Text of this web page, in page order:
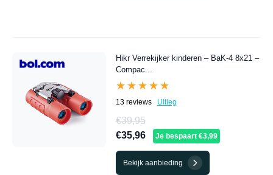
Hikr Verrekijker kinderen – BaK-4 8x21 –
Compac...
★★★★★
★★★★★
13 reviews Uitleg
€39,95
€35,96
Je bespaart €3,99
Bekijk aanbieding